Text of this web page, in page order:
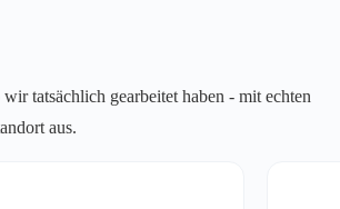
tatsächlich gearbeitet haben - mit echten
aus.